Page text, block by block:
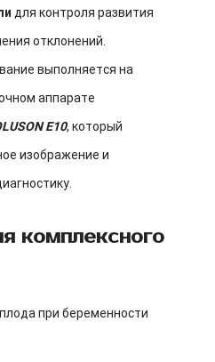
для контроля развития
отклонений.
выполняется на
аппарате
E10, который
изображение и
комплексного
при беременности